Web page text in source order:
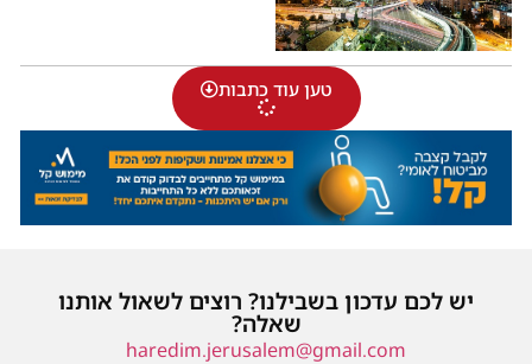
טען עוד כתבות
יש לכם עדכון בשבילנו? רוצים לשאול אותנו
שאלה?
haredim.jerusalem@gmail.com